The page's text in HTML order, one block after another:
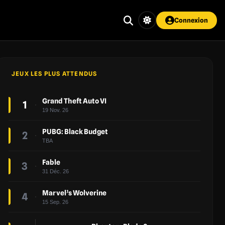
Connexion
JEUX LES PLUS ATTENDUS
1 Grand Theft Auto VI
19 Nov. 26
2 PUBG: Black Budget
TBA
3 Fable
31 Déc. 26
4 Marvel’s Wolverine
15 Sep. 26